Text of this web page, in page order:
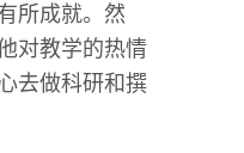
所成就。然
对教学的热情
去做科研和撰